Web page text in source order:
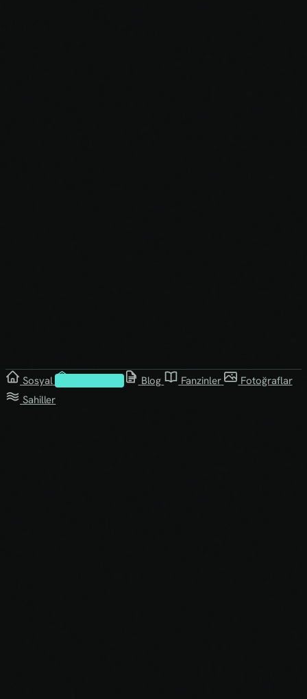
Sosyal Blog Fanzinler
Fotoğraflar
Sahiller